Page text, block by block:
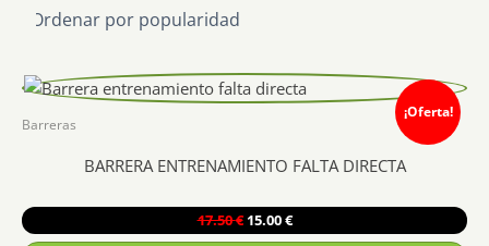
¡Oferta!
Barreras
BARRERA ENTRENAMIENTO FALTA DIRECTA
17.50€ El
precio
15.00€El
precio